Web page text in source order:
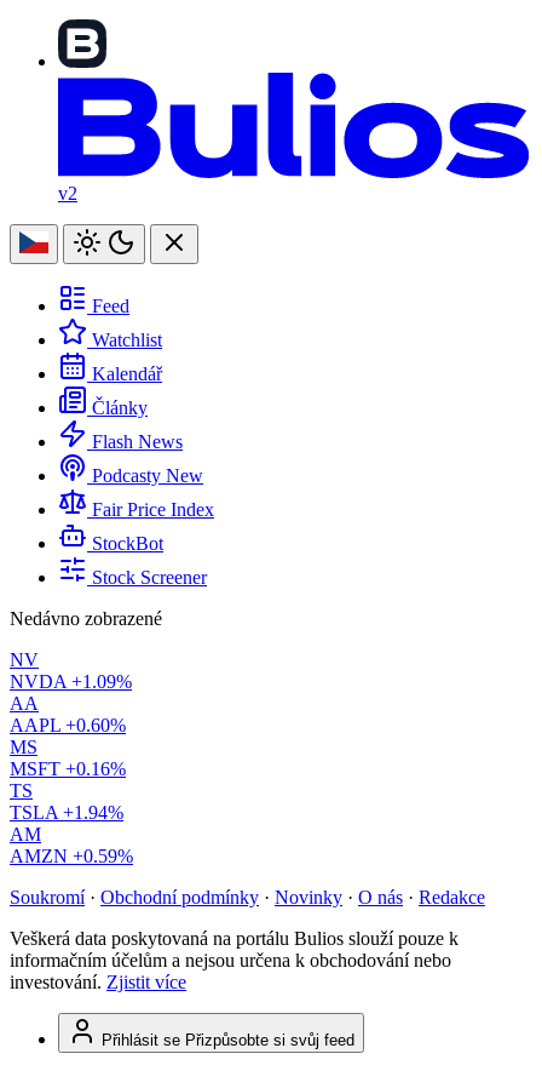
v2
Feed
Watchlist
Kalendář
Články
Flash News
Podcasty New
Fair Price Index
StockBot
Stock Screener
Nedávno zobrazené
NV
NVDA +1.09%
AA
AAPL +0.60%
MS
MSFT +0.16%
TS
TSLA +1.94%
AM
AMZN +0.59%
Soukromí · Obchodní podmínky · Novinky · O nás · Redakce
Veškerá data poskytovaná na portálu Bulios slouží pouze k
informačním účelům a nejsou určena k obchodování nebo
investování. Zjistit více
Přihlásit se Přizpůsobte si svůj feed